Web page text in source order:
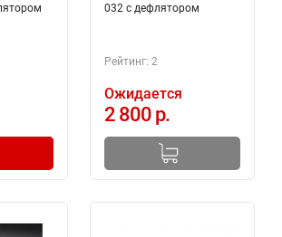
+
032 с дефлятором
Рейтинг: 2
Ожидается
2 800 р.